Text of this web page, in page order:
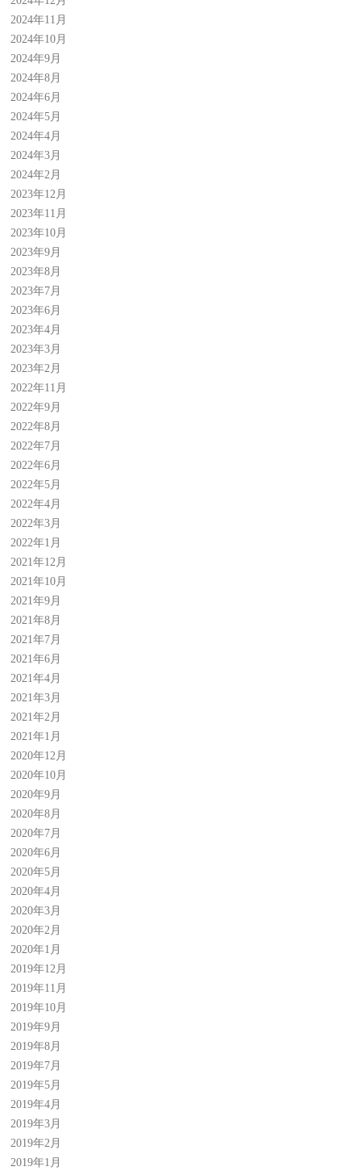
2024年11月
2024年10月
2024年9月
2024年8月
2024年6月
2024年5月
2024年4月
2024年3月
2024年2月
2023年12月
2023年11月
2023年10月
2023年9月
2023年8月
2023年7月
2023年6月
2023年4月
2023年3月
2023年2月
2022年11月
2022年9月
2022年8月
2022年7月
2022年6月
2022年5月
2022年4月
2022年3月
2022年1月
2021年12月
2021年10月
2021年9月
2021年8月
2021年7月
2021年6月
2021年4月
2021年3月
2021年2月
2021年1月
2020年12月
2020年10月
2020年9月
2020年8月
2020年7月
2020年6月
2020年5月
2020年4月
2020年3月
2020年2月
2020年1月
2019年12月
2019年11月
2019年10月
2019年9月
2019年8月
2019年7月
2019年5月
2019年4月
2019年3月
2019年2月
2019年1月